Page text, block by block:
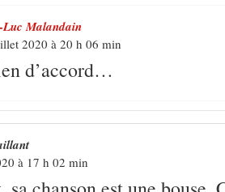
Luc Malandain
2020 à 20 h 06 min
d’accord…
à 17 h 02 min